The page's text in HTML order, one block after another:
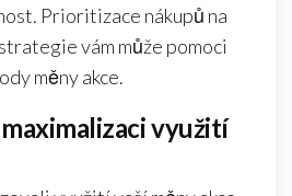
Prioritizace nákupů na
vám může pomoci
měny akce.
využití